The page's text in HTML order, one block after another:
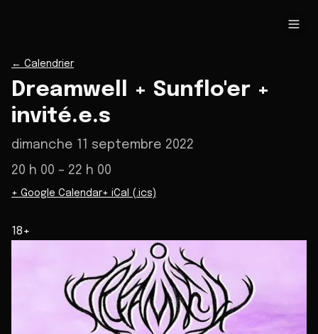
← Calendrier
Dreamwell + Sunflo'er +
invité.e.s
dimanche 11 septembre 2022
20 h 00 – 22 h 00
+ Google Calendar+ iCal (.ics)
18+